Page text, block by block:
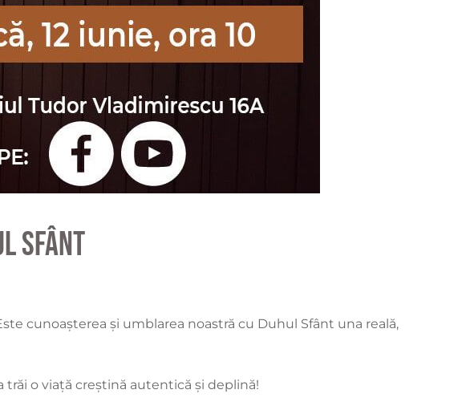
Sfânt
cunoașterea și umblarea noastră cu Duhul Sfânt una reală,
o viață creștină autentică și deplină!